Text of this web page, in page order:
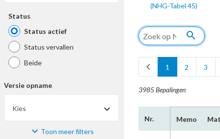
Status
Status actief
Status vervallen
Beide
Versie opname
Kies
Materiaal Toon meer filters
(NHG-Tabel 45)
search
chevron_left 1 2 3
3985 Bepalingen
Nr. Memo